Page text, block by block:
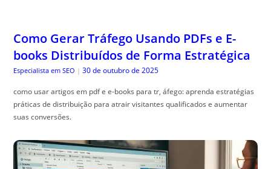
Como Gerar Tráfego Usando PDFs e E-
books Distribuídos de Forma Estratégica
Especialista em SEO | 30 de outubro de 2025
como usar artigos em pdf e e-books para tr, áfego: aprenda estratégias
práticas de distribuição para atrair visitantes qualificados e aumentar
suas conversões.